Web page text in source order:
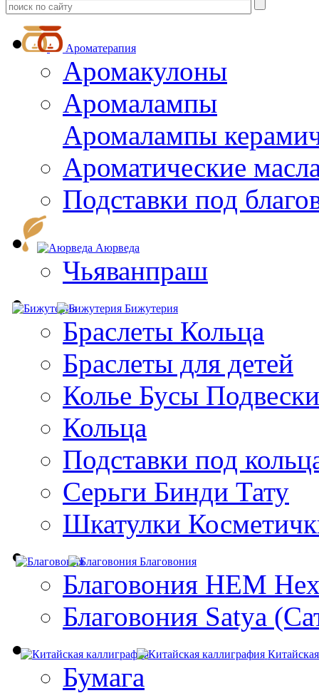
Ароматерапия
Аромакулоны
Аромалампы
Aромалампы
Ароматические
Подставки под
Аюрведа
Чьяванпраш
Бижутерия
Браслеты Кольца
Браслеты для детей
Колье Бусы Подвески
Кольца
Подставки под
Серьги Бинди Тату
Шкатулки
Благовония
Благовония HEM
Благовония Satya
Бумага